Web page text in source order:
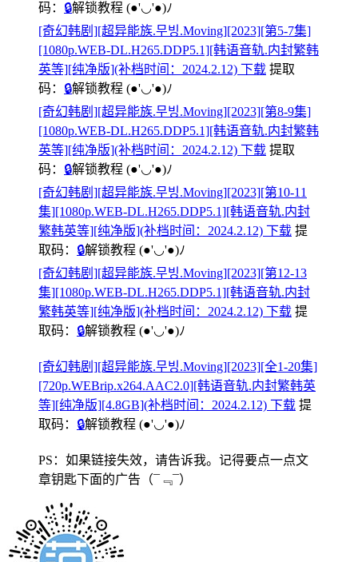
码： 🔒解锁教程 (●'◡'●)ﾉ
[奇幻韩剧][超异能族.무빙.Moving][2023][第5-7集]
[1080p.WEB-DL.H265.DDP5.1][韩语音轨.内封繁韩
英等][纯净版](补档时间：2024.2.12) 下载 提取
码： 🔒解锁教程 (●'◡'●)ﾉ
[奇幻韩剧][超异能族.무빙.Moving][2023][第8-9集]
[1080p.WEB-DL.H265.DDP5.1][韩语音轨.内封繁韩
英等][纯净版](补档时间：2024.2.12) 下载 提取
码： 🔒解锁教程 (●'◡'●)ﾉ
[奇幻韩剧][超异能族.무빙.Moving][2023][第10-11
集][1080p.WEB-DL.H265.DDP5.1][韩语音轨.内封
繁韩英等][纯净版](补档时间：2024.2.12) 下载 提
取码： 🔒解锁教程 (●'◡'●)ﾉ
[奇幻韩剧][超异能族.무빙.Moving][2023][第12-13
集][1080p.WEB-DL.H265.DDP5.1][韩语音轨.内封
繁韩英等][纯净版](补档时间：2024.2.12) 下载 提
取码： 🔒解锁教程 (●'◡'●)ﾉ
[奇幻韩剧][超异能族.무빙.Moving][2023][全1-20集]
[720p.WEBrip.x264.AAC2.0][韩语音轨.内封繁韩英
等][纯净版][4.8GB](补档时间：2024.2.12) 下载 提
取码： 🔒解锁教程 (●'◡'●)ﾉ
PS：如果链接失效，请告诉我。记得要点一点文
章钥匙下面的广告 （¯﹃¯）